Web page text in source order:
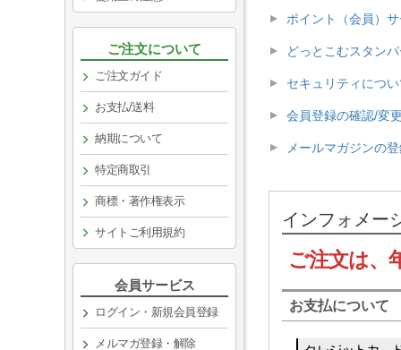
ポイント（会員）
どっとこむスタン
セキュリティにつ
会員登録の確認/変
メールマガジンの
インフォメー
ご注文は、
お支払について
ご注文について
ご注文ガイド
お支払/送料
納期について
特定商取引
商標・著作権表示
サイトご利用規約
会員サービス
ログイン・新規会員登録
メルマガ登録・解除